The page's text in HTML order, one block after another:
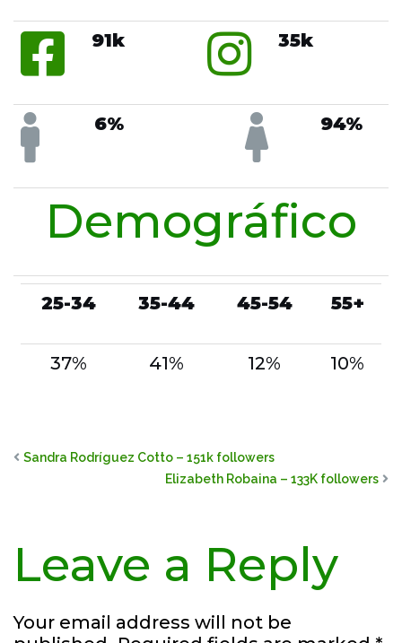
91k 35k
6% 94%
Demográfico
25-34 35-44 45-54 55+
37% 41% 12% 10%
Sandra Rodríguez Cotto – 151k followers
Elizabeth Robaina – 133K followers
Leave a Reply
Your email address will not be